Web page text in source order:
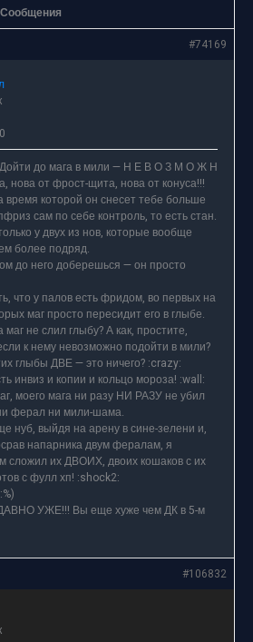
Сообщения
#74169
Дойти до мага в мили — Н Е В О З М О Ж Н
нова от фрост-щита, нова от конуса!!!
время которой он снесет тебе больше
сам по себе контроль, то есть стан.
у двух из нов, которые вообще
более подряд.
до него доберешься — он просто
что у палов есть фридом, во первых на
маг просто пересидит его в глыбе.
не слил глыбу? А как, простите,
к нему невозможно подойти в мили?
глыбы ДВЕ — это ничего? :crazy:
инвиз и копии и кольцо мороза! :wall:
моего мага ни разу НИ РАЗУ не убил
ферал ни мили-шама.
нуб, выйдя на арену в сине-зелени и,
напарника двум фералам, я
сложил их ДВОИХ, двоих кошаков с их
с фулл хп! :shock2:
УЖЕ!!! Вы еще хуже чем ДК в 5-м
#106832